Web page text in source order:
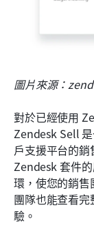
圖片來源：
對於已經使用
Zendesk Sell
戶支援平台的
Zendesk 套件
環，使您的銷
團隊也能查看
驗。